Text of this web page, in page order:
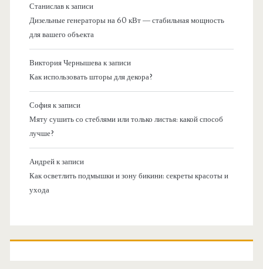
Станиславк записи
Дизельные генераторы на 60 кВт — стабильная мощность
для вашего объекта
Виктория Чернышевак записи
Как использовать шторы для декора?
Софияк записи
Мяту сушить со стеблями или только листья: какой способ
лучше?
Андрейк записи
Как осветлить подмышки и зону бикини: секреты красоты и
ухода